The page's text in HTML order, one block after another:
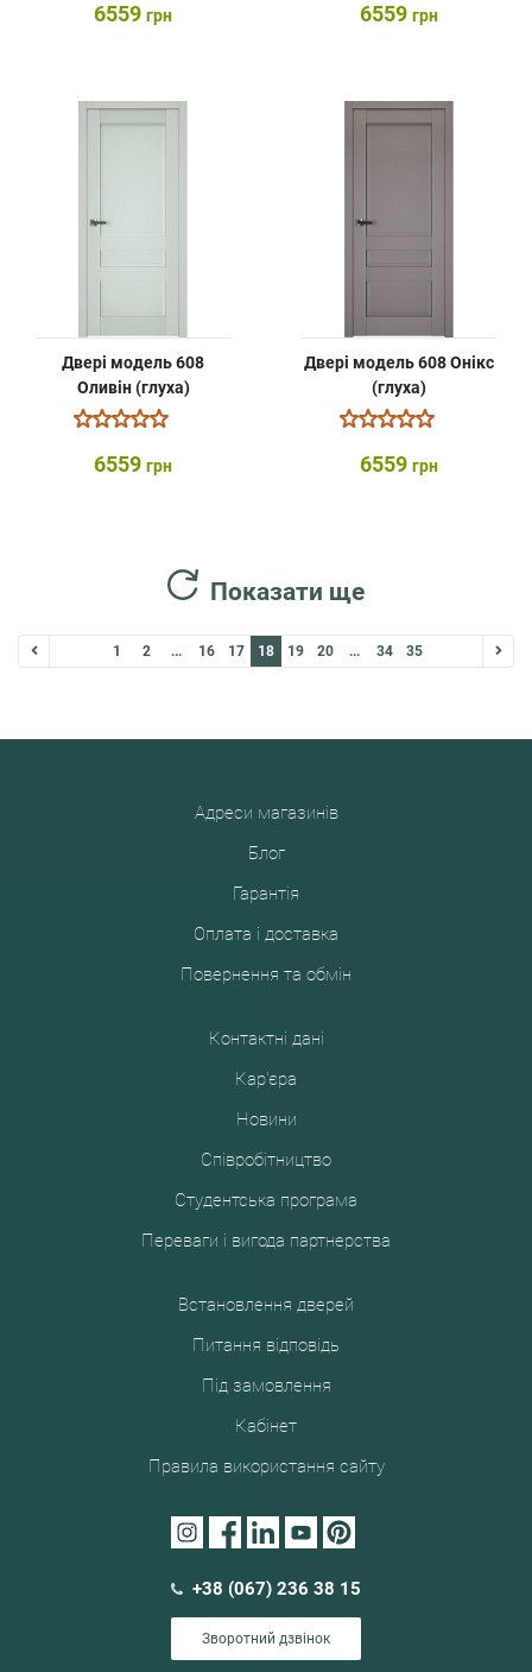
6559 грн 6559 грн
Двері модель 608
Оливін (глуха)
6559 грн
Двері модель 608 Онікс
(глуха)
6559 грн
Показати ще
1 2 ... 16 17 18 19 20 ... 34 35
Адреси магазинів
Блог
Гарантія
Оплата і доставка
Повернення та обмін
Контактні дані
Кар'єра
Новини
Співробітництво
Студентська програма
Переваги і вигода партнерства
Встановлення дверей
Питання відповідь
Під замовлення
Кабінет
Правила використання сайту
+38 (067) 236 38 15
Зворотний дзвінок